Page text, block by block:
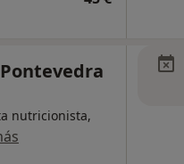
nutricionista,